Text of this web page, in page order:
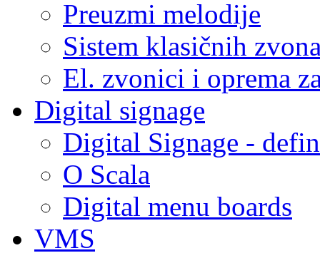
Preuzmi melodije
Sistem klasičnih
El. zvonici i oprema
Digital signage
Digital Signage -
O Scala
Digital menu boards
VMS